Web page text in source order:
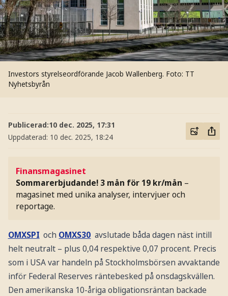
Investors styrelseordförande Jacob Wallenberg. Foto: TT
Nyhetsbyrån
Publicerad:10 dec. 2025, 17:31
Uppdaterad: 10 dec. 2025, 18:24
Finansmagasinet
Sommarerbjudande! 3 mån för 19 kr/mån –
magasinet med unika analyser, intervjuer och
reportage.
OMXSPI och OMXS30 avslutade båda dagen näst intill
helt neutralt – plus 0,04 respektive 0,07 procent. Precis
som i USA var handeln på Stockholmsbörsen avvaktande
inför Federal Reserves räntebesked på onsdagskvällen.
Den amerikanska 10-åriga obligationsräntan backade